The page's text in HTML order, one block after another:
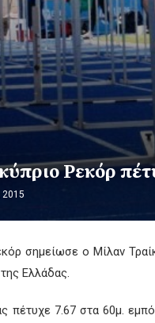
Ρεκόρ
2015
σημείωσε ο Μίλαν
Ελλάδας.
πέτυχε 7.67 στα 60μ.